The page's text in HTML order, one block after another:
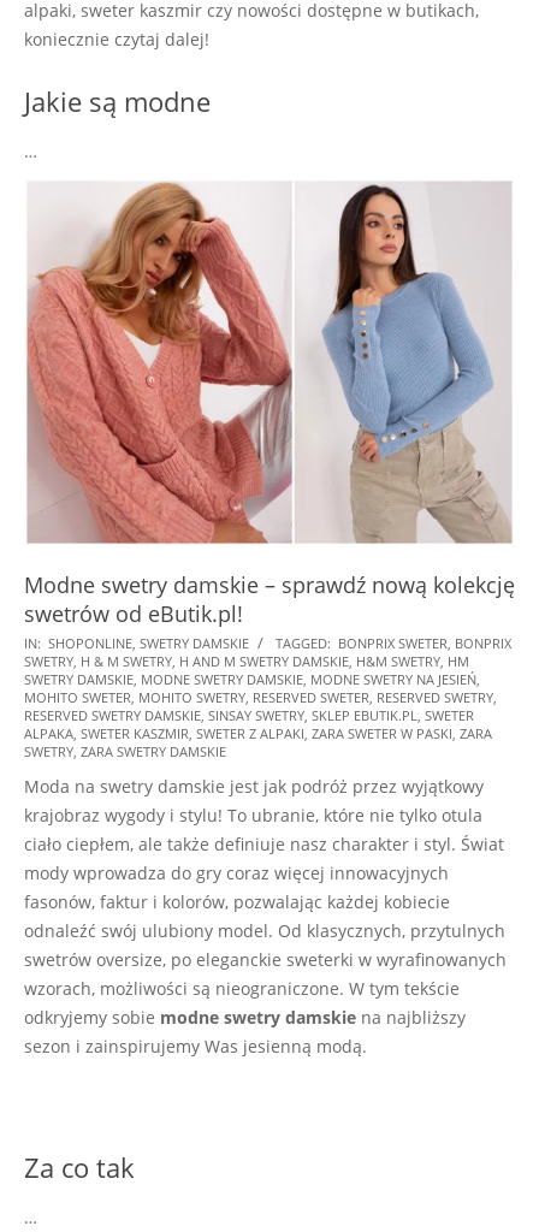
alpaki, sweter kaszmir czy nowości dostępne w butikach,
koniecznie czytaj dalej!
Jakie są modne
…
Modne swetry damskie – sprawdź nową kolekcję
swetrów od eButik.pl!
2025-
01-
30
IN: SHOPONLINE, SWETRY DAMSKIE TAGGED: BONPRIX SWETER, BONPRIX
SWETRY, H & M SWETRY, H AND M SWETRY DAMSKIE, H&M SWETRY, HM
SWETRY DAMSKIE, MODNE SWETRY DAMSKIE, MODNE SWETRY NA JESIEŃ,
MOHITO SWETER, MOHITO SWETRY, RESERVED SWETER, RESERVED SWETRY,
RESERVED SWETRY DAMSKIE, SINSAY SWETRY, SKLEP EBUTIK.PL, SWETER
ALPAKA, SWETER KASZMIR, SWETER Z ALPAKI, ZARA SWETER W PASKI, ZARA
SWETRY, ZARA SWETRY DAMSKIE
Moda na swetry damskie jest jak podróż przez wyjątkowy
krajobraz wygody i stylu! To ubranie, które nie tylko otula
ciało ciepłem, ale także definiuje nasz charakter i styl. Świat
mody wprowadza do gry coraz więcej innowacyjnych
fasonów, faktur i kolorów, pozwalając każdej kobiecie
odnaleźć swój ulubiony model. Od klasycznych, przytulnych
swetrów oversize, po eleganckie sweterki w wyrafinowanych
wzorach, możliwości są nieograniczone. W tym tekście
odkryjemy sobie modne swetry damskie na najbliższy
sezon i zainspirujemy Was jesienną modą.
Za co tak
…